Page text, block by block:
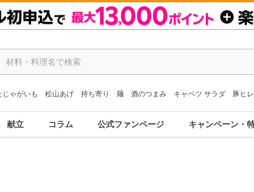
じゃがいも 松山あげ 持ち寄り 麺 酒のつまみ キャベツ サラダ 豚ヒ
献立 コラム 公式ファンページ キャンペーン・